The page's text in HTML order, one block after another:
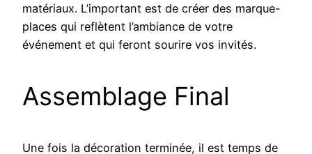
matériaux. L’important est de créer des marque-
places qui reflètent l’ambiance de votre
événement et qui feront sourire vos invités.
Assemblage Final
Une fois la décoration terminée, il est temps de